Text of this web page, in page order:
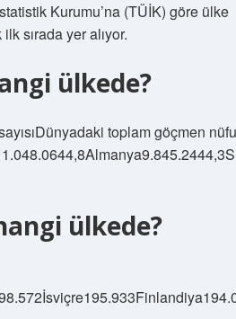
Kurumu’na (TÜİK) göre ülke
sırada yer alıyor.
ülkede?
toplam göçmen
ülkede?